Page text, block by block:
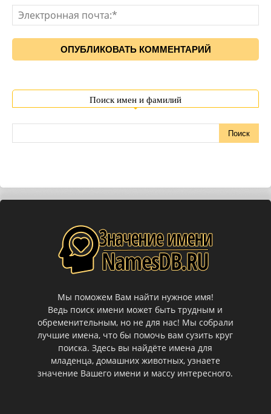
Поиск имен и фамилий
Мы поможем Вам найти нужное имя!
Ведь поиск имени может быть трудным и
обременительным, но не для нас! Мы собрали
лучшие имена, что бы помочь вам сузить круг
поиска. Здесь вы найдёте имена для
младенца, домашних животных, узнаете
значение Вашего имени и массу интересного.